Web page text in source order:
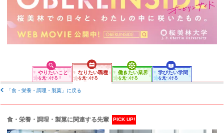
やりたいこと
を見つける！
なりたい職種
を見つける
働きたい業界
を見つける
学びたい学問
を見つける
「食・栄養・調理・製菓」に戻る
食・栄養・調理・製菓に関連する先輩 PICK UP!